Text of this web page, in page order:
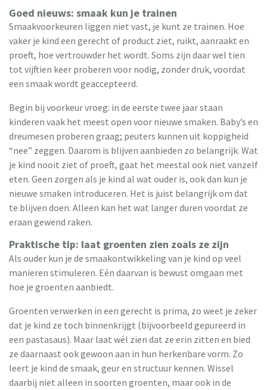
Goed nieuws: smaak kun je trainen
Smaakvoorkeuren liggen niet vast, je kunt ze trainen. Hoe
vaker je kind een gerecht of product ziet, ruikt, aanraakt en
proeft, hoe vertrouwder het wordt. Soms zijn daar wel tien
tot vijftien keer proberen voor nodig, zonder druk, voordat
een smaak wordt geaccepteerd.
Begin bij voorkeur vroeg: in de eerste twee jaar staan
kinderen vaak het meest open voor nieuwe smaken. Baby’s en
dreumesen proberen graag; peuters kunnen uit koppigheid
“nee” zeggen. Daarom is blijven aanbieden zo belangrijk. Wat
je kind nooit ziet of proeft, gaat het meestal ook niet vanzelf
eten. Geen zorgen als je kind al wat ouder is, ook dan kun je
nieuwe smaken introduceren. Het is juist belangrijk om dat
te blijven doen. Alleen kan het wat langer duren voordat ze
eraan gewend raken.
Praktische tip: laat groenten zien zoals ze zijn
Als ouder kun je de smaakontwikkeling van je kind op veel
manieren stimuleren. Eén daarvan is bewust omgaan met
hoe je groenten aanbiedt.
Groenten verwerken in een gerecht is prima, zo weet je zeker
dat je kind ze toch binnenkrijgt (bijvoorbeeld gepureerd in
een pastasaus). Maar laat wél zien dat ze erin zitten en bied
ze daarnaast ook gewoon aan in hun herkenbare vorm. Zo
leert je kind de smaak, geur en structuur kennen. Wissel
daarbij niet alleen in soorten groenten, maar ook in de